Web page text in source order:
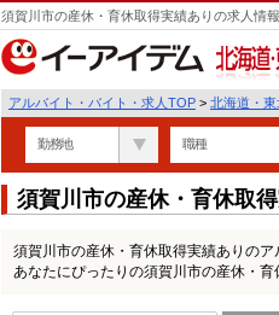
須賀川市の産休・育休取得実績ありの求人情
北海道・
アルバイト・バイト・求人TOP > 北海道・東
勤務地 職種
須賀川市の産休・育休取
須賀川市の産休・育休取得実績ありの
あなたにぴったりの須賀川市の産休・育